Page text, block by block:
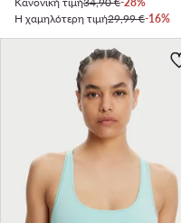
Η χαμηλότερη τιμή29,99 €-16%